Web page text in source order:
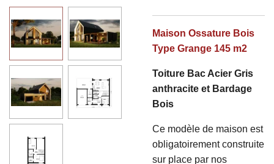
Maison Ossature Bois
Type Grange 145 m2
Toiture Bac Acier Gris
anthracite et Bardage
Bois
Ce modèle de maison est
obligatoirement construite
sur place par nos